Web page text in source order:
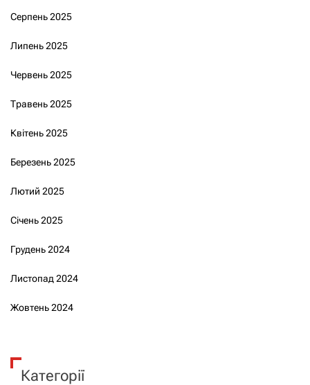
Серпень 2025
Липень 2025
Червень 2025
Травень 2025
Квітень 2025
Березень 2025
Лютий 2025
Січень 2025
Грудень 2024
Листопад 2024
Жовтень 2024
Категорії